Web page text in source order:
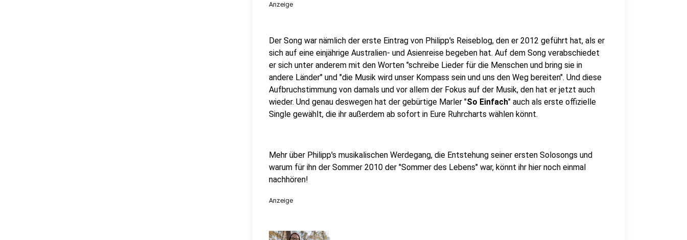
Anzeige
Der Song war nämlich der erste Eintrag von Philipp's Reiseblog, den er 2012 geführt hat, als er
sich auf eine einjährige Australien- und Asienreise begeben hat. Auf dem Song verabschiedet
er sich unter anderem mit den Worten "schreibe Lieder für die Menschen und bring sie in
andere Länder" und "die Musik wird unser Kompass sein und uns den Weg bereiten". Und diese
Aufbruchstimmung von damals und vor allem der Fokus auf der Musik, den hat er jetzt auch
wieder. Und genau deswegen hat der gebürtige Marler "So Einfach" auch als erste offizielle
Single gewählt, die ihr außerdem ab sofort in Eure Ruhrcharts wählen könnt.
Mehr über Philipp's musikalischen Werdegang, die Entstehung seiner ersten Solosongs und
warum für ihn der Sommer 2010 der "Sommer des Lebens" war, könnt ihr hier noch einmal
nachhören!
Anzeige